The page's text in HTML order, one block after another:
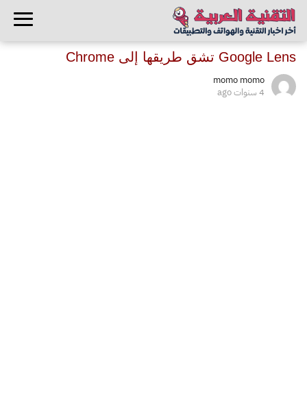
Google Lens تشق طريقها إلى Chrome
momo momo
4 سنوات ago